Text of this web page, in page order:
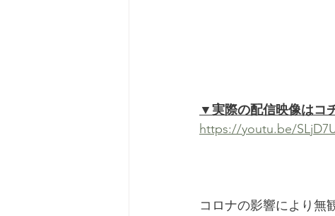
▼実際の配信映像はコ
https://youtu.be/
コロナの影響により無